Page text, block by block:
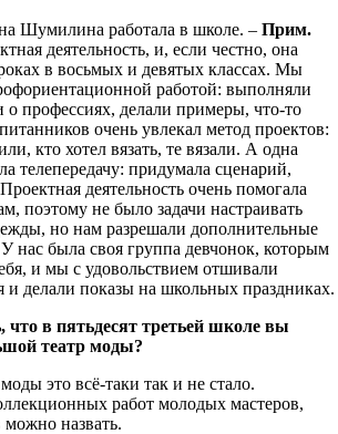
Шумилина работала в школе. – Прим.
деятельность, и, если честно, она
в восьмых и девятых классах. Мы
работой: выполняли
о профессиях, делали примеры, что-то
очень увлекал метод проектов:
кто хотел вязать, те вязали. А одна
телепередачу: придумала сценарий,
деятельность очень помогала
поэтому не было задачи настраивать
но нам разрешали дополнительные
нас была своя группа девчонок, которым
и мы с удовольствием отшивали
и делали показы на школьных праздниках.
что в пятьдесят третьей школе вы
театр моды?
это всё-таки так и не стало.
работ молодых мастеров,
назвать.